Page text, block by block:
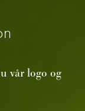
vår logo og